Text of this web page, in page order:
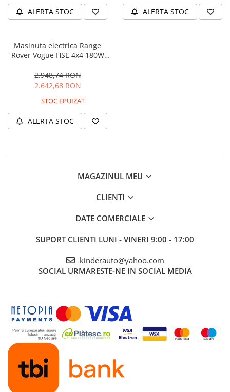
ALERTA STOC ALERTA STOC
Masinuta electrica Range
Rover Vogue HSE 4x4 180W
2.948,74 RON
2.642,68 RON
STOC EPUIZAT
ALERTA STOC
MAGAZINUL MEU
CLIENTI
DATE COMERCIALE
SUPORT CLIENTI LUNI - VINERI 9:00 - 17:00
kinderauto@yahoo.com
SOCIAL URMARESTE-NE IN SOCIAL MEDIA